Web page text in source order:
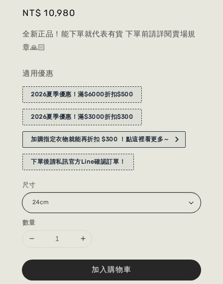
Regular
NT$ 10,980
全新正品！能下單就代表有貨 下單前請詳閱賣場規
章🙏🏻
適用優惠
2026夏季優惠！滿$6000折扣$500
2026夏季優惠！滿$3000折扣$300
加購指定衣物就能再折扣 $300 ！點這裡看更多～
下單後請私訊官方Line確認訂單！
尺寸
數量
加入購物車